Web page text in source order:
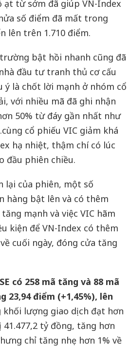
ạt từ sớm đã giúp VN-Index
số điểm đã mất trong
lên trên 1.710 điểm.
bật hồi nhanh cũng đã
đầu tư tranh thủ cơ cấu
ý là chốt lời mạnh ở nhóm cổ
với nhiều mã đã ghi nhận
50% từ đáy gần nhất như
cổ phiếu VIC giảm khá
hạ nhiệt, thậm chí có lúc
đầu phiên chiều.
lại của phiên, một số
hàng bật lên và có thêm
mạnh và việc VIC hãm
kiện để VN-Index có thêm
cuối ngày, đóng cửa tăng
có 258 mã tăng và 88 mã
23,94 điểm (+1,45%), lên
khối lượng giao dịch đạt hơn
tỷ đồng, tăng hơn
chỉ tăng nhẹ hơn 1% về